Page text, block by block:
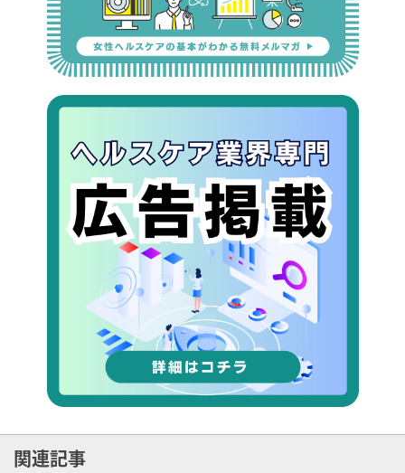
関連記事